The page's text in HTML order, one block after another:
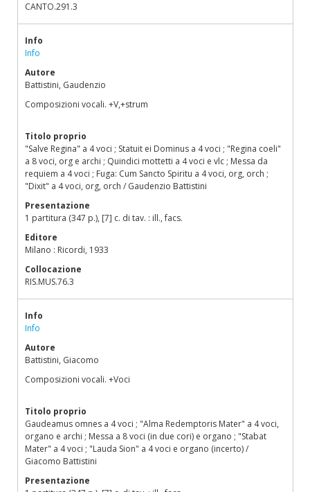
CANTO.291.3
Info
Info
Autore
Battistini, Gaudenzio
Composizioni vocali. +V,+strum
Titolo proprio
"Salve Regina" a 4 voci ; Statuit ei Dominus a 4 voci ; "Regina coeli"
a 8 voci, org e archi ; Quindici mottetti a 4 voci e vlc ; Messa da
requiem a 4 voci ; Fuga: Cum Sancto Spiritu a 4 voci, org, orch ;
"Dixit" a 4 voci, org, orch / Gaudenzio Battistini
Presentazione
1 partitura (347 p.), [7] c. di tav. : ill., facs.
Editore
Milano : Ricordi, 1933
Collocazione
RIS.MUS.76.3
Info
Info
Autore
Battistini, Giacomo
Composizioni vocali. +Voci
Titolo proprio
Gaudeamus omnes a 4 voci ; "Alma Redemptoris Mater" a 4 voci,
organo e archi ; Messa a 8 voci (in due cori) e organo ; "Stabat
Mater" a 4 voci ; "Lauda Sion" a 4 voci e organo (incerto) /
Giacomo Battistini
Presentazione